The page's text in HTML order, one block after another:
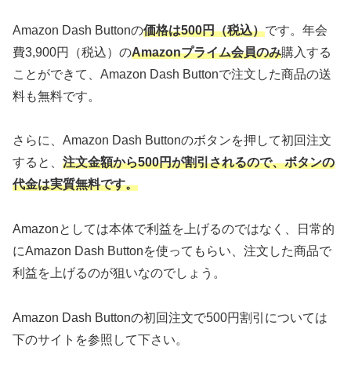
Amazon Dash Buttonの価格は500円（税込）です。年会
費3,900円（税込）のAmazonプライム会員のみ購入する
ことができて、Amazon Dash Buttonで注文した商品の送
料も無料です。
さらに、Amazon Dash Buttonのボタンを押して初回注文
すると、 注文金額から500円が割引されるので、ボタンの
代金は実質無料です。
Amazonとしては本体で利益を上げるのではなく、日常的
にAmazon Dash Buttonを使ってもらい、注文した商品で
利益を上げるのが狙いなのでしょう。
Amazon Dash Buttonの初回注文で500円割引については
下のサイトを参照して下さい。